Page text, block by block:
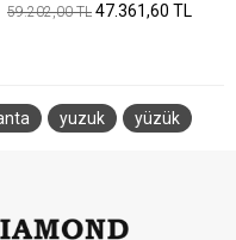
59.202,00 TL 47.361,60 TL
yuzuk yüzük